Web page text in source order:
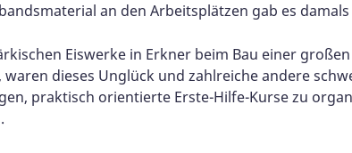
an den Arbeitsplätzen gab es
Eiswerke in Erkner beim Bau einer
dieses Unglück und zahlreiche andere
praktisch orientierte Erste-Hilfe-Kurse zu